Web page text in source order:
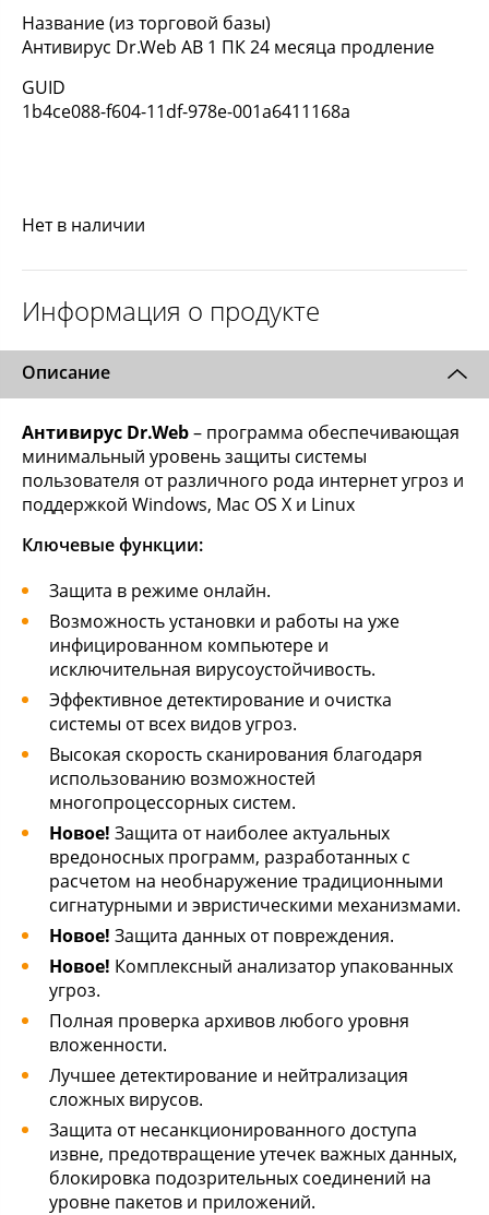
Название (из торговой базы)
Антивирус Dr.Web АВ 1 ПК 24 месяца продление
GUID
1b4ce088-f604-11df-978e-001a6411168a
Нет в наличии
Информация о продукте
Описание
Антивирус Dr.Web– программа обеспечивающая
минимальный уровень защиты системы
пользователя от различного рода интернет угроз и
поддержкой Windows, Mac OS X и Linux
Ключевые функции:
Защита в режиме онлайн.
Возможность установки и работы на уже
инфицированном компьютере и
исключительная вирусоустойчивость.
Эффективное детектирование и очистка
системы от всех видов угроз.
Высокая скорость сканирования благодаря
использованию возможностей
многопроцессорных систем.
Новое! Защита от наиболее актуальных
вредоносных программ, разработанных с
расчетом на необнаружение традиционными
сигнатурными и эвристическими механизмами.
Новое! Защита данных от повреждения.
Новое! Комплексный анализатор упакованных
угроз.
Полная проверка архивов любого уровня
вложенности.
Лучшее детектирование и нейтрализация
сложных вирусов.
Защита от несанкционированного доступа
извне, предотвращение утечек важных данных,
блокировка подозрительных соединений на
уровне пакетов и приложений.